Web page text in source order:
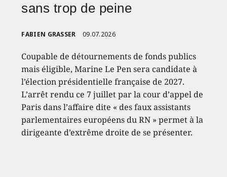
sans trop de peine
FABIEN GRASSER 09.07.2026
Coupable de détournements de fonds publics
mais éligible, Marine Le Pen sera candidate à
l’élection présidentielle française de 2027.
L’arrêt rendu ce 7 juillet par la cour d’appel de
Paris dans l’affaire dite « des faux assistants
parlementaires européens du RN » permet à la
dirigeante d’extrême droite de se présenter.